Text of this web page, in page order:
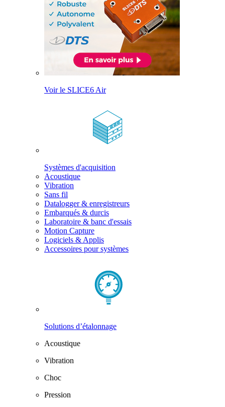
Voir le SLICE6 Air
Systèmes d'acquisition
Acoustique
Vibration
Sans fil
Datalogger & enregistreurs
Embarqués & durcis
Laboratoire & banc d'essais
Motion Capture
Logiciels & Applis
Accessoires pour systèmes
Solutions d’étalonnage
Acoustique
Vibration
Choc
Pression